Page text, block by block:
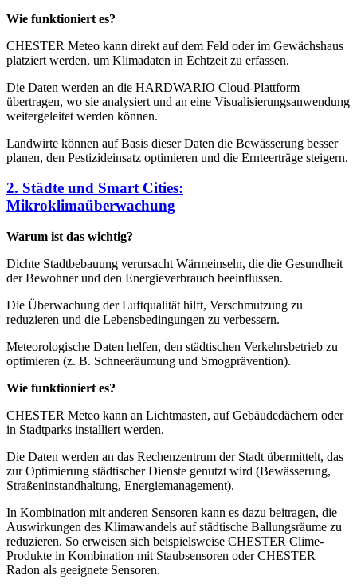
Wie funktioniert es?
CHESTER Meteo kann direkt auf dem Feld oder im Gewächshaus
platziert werden, um Klimadaten in Echtzeit zu erfassen.
Die Daten werden an die HARDWARIO Cloud-Plattform
übertragen, wo sie analysiert und an eine Visualisierungsanwendung
weitergeleitet werden können.
Landwirte können auf Basis dieser Daten die Bewässerung besser
planen, den Pestizideinsatz optimieren und die Ernteerträge steigern.
2. Städte und Smart Cities:
Mikroklimaüberwachung
Warum ist das wichtig?
Dichte Stadtbebauung verursacht Wärmeinseln, die die Gesundheit
der Bewohner und den Energieverbrauch beeinflussen.
Die Überwachung der Luftqualität hilft, Verschmutzung zu
reduzieren und die Lebensbedingungen zu verbessern.
Meteorologische Daten helfen, den städtischen Verkehrsbetrieb zu
optimieren (z. B. Schneeräumung und Smogprävention).
Wie funktioniert es?
CHESTER Meteo kann an Lichtmasten, auf Gebäudedächern oder
in Stadtparks installiert werden.
Die Daten werden an das Rechenzentrum der Stadt übermittelt, das
zur Optimierung städtischer Dienste genutzt wird (Bewässerung,
Straßeninstandhaltung, Energiemanagement).
In Kombination mit anderen Sensoren kann es dazu beitragen, die
Auswirkungen des Klimawandels auf städtische Ballungsräume zu
reduzieren. So erweisen sich beispielsweise CHESTER Clime-
Produkte in Kombination mit Staubsensoren oder CHESTER
Radon als geeignete Sensoren.